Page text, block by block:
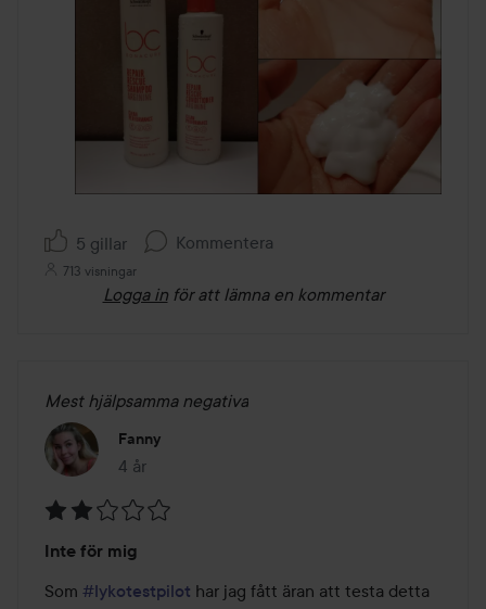
5 gillar Kommentera
713 visningar
Logga in för att lämna en kommentar
Mest hjälpsamma negativa
Fanny
4 år
Inlägget skapades 4 år
2
av
Inte för mig
Som #lykotestpilot har jag fått äran att testa detta